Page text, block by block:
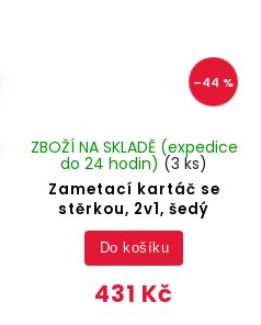
–44 %
Zametací kartáč se
stěrkou, 2v1, šedý
ZBOŽÍ NA SKLADĚ (expedice
do 24 hodin) (3 ks)
431 Kč
Do košíku